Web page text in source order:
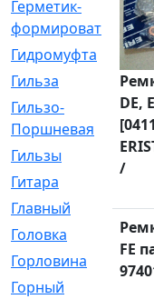
Герметик-
формирователь
Гидромуфта
Гильза
Гильзо-
Поршневая
Гильзы
Гитара
Главный
Головка
Горловина
Горный
DE,
/
FE